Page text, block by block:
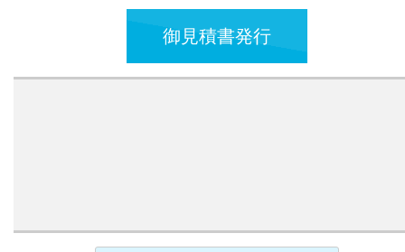
御見積書発行